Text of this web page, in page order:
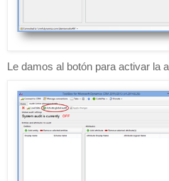
Le damos al botón para activar la